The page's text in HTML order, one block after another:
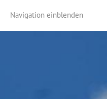
Navigation einblenden